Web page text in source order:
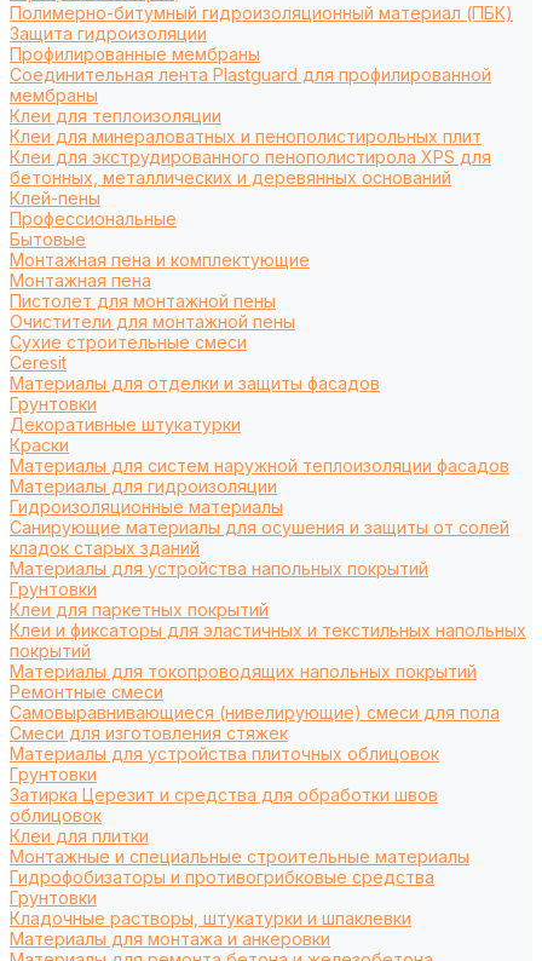
Полимерно-битумный гидроизоляционный материал (ПБК)
Защита гидроизоляции
Профилированные мембраны
Соединительная лента Plastguard для профилированной
мембраны
Клеи для теплоизоляции
Клеи для минераловатных и пенополистирольных плит
Клеи для экструдированного пенополистирола XPS для
бетонных, металлических и деревянных оснований
Клей-пены
Профессиональные
Бытовые
Монтажная пена и комплектующие
Монтажная пена
Пистолет для монтажной пены
Очистители для монтажной пены
Сухие строительные смеси
Ceresit
Материалы для отделки и защиты фасадов
Грунтовки
Декоративные штукатурки
Краски
Материалы для систем наружной теплоизоляции фасадов
Материалы для гидроизоляции
Гидроизоляционные материалы
Санирующие материалы для осушения и защиты от солей
кладок старых зданий
Материалы для устройства напольных покрытий
Грунтовки
Клеи для паркетных покрытий
Клеи и фиксаторы для эластичных и текстильных напольных
покрытий
Материалы для токопроводящих напольных покрытий
Ремонтные смеси
Самовыравнивающиеся (нивелирующие) смеси для пола
Смеси для изготовления стяжек
Материалы для устройства плиточных облицовок
Грунтовки
Затирка Церезит и средства для обработки швов
облицовок
Клеи для плитки
Монтажные и специальные строительные материалы
Гидрофобизаторы и противогрибковые средства
Грунтовки
Кладочные растворы, штукатурки и шпаклевки
Материалы для монтажа и анкеровки